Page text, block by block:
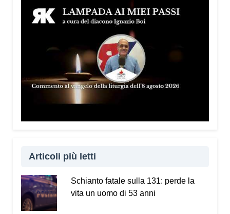
Articoli più letti
Schianto fatale sulla 131: perde la
vita un uomo di 53 anni